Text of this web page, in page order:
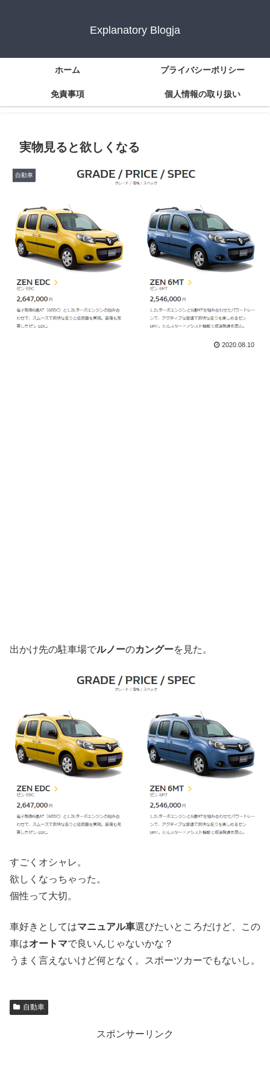
Explanatory Blogja
ホーム プライバシーポリシー
免責事項 個人情報の取り扱い
実物見ると欲しくなる
自動車
2020.08.10
出かけ先の駐車場でルノーのカングーを見た。
すごくオシャレ。
欲しくなっちゃった。
個性って大切。
車好きとしてはマニュアル車選びたいところだけど、この
車はオートマで良いんじゃないかな？
うまく言えないけど何となく。スポーツカーでもないし。
自動車
スポンサーリンク